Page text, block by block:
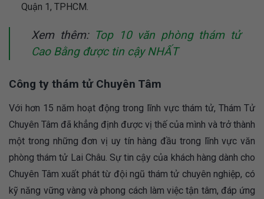
Quận 1, TPHCM.
Xem thêm: Top 10 văn phòng thám tử
Cao Bằng được tin cậy NHẤT
Công ty thám tử Chuyên Tâm
Với hơn 15 năm hoạt động trong lĩnh vực thám tử, Thám Tử
Chuyên Tâm đã khẳng định được vị thế của mình và trở thành
một trong những đơn vị uy tín hàng đầu trong lĩnh vực văn
phòng thám tử Lai Châu. Sự tin cậy của khách hàng dành cho
Chuyên Tâm xuất phát từ đội ngũ thám tử chuyên nghiệp, có
kỹ năng vững vàng và phong cách làm việc tận tâm, đáp ứng